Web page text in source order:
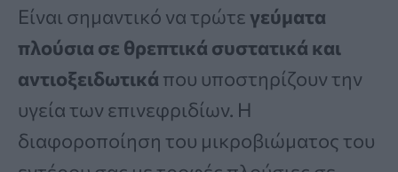
Είναι σημαντικό να τρώτεγεύματα
πλούσια σε θρεπτικά συστατικά και
αντιοξειδωτικά που υποστηρίζουν την
υγεία των επινεφριδίων. Η
διαφοροποίηση του μικροβιώματος του